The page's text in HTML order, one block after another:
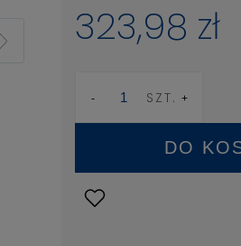
323,98 zł
SZT.
DO